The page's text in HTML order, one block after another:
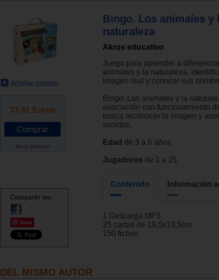
Ampliar imagen
37.81 Euros
36.01 Dólares*
Compartir en:
Save
Bingo. Los animales y
naturaleza
Akros educativo
Juego para aprender a
animales y la naturaleza,
imagen real y conocer sus
Bingo: Los animales y la
asociación con funcionamiento
busca reconocer la imagen y
sonidos.
Edad de 3 a 6 años
Jugadores de 1 a 25
Contenido Información
1 Descarga MP3
25 cartas de 19,5x13,5cm
150 fichas
DEL MISMO AUTOR